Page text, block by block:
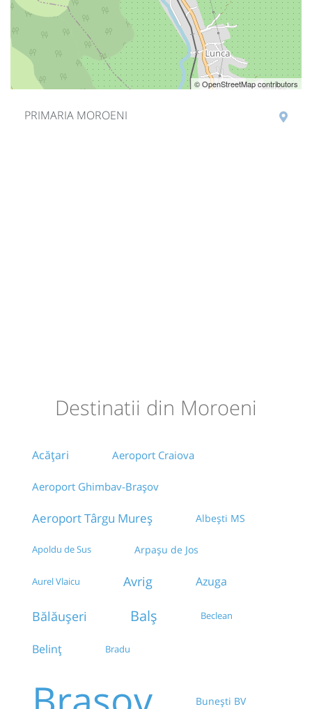
© OpenStreetMap contributors
PRIMARIA MOROENI
Destinatii din Moroeni
Acățari Aeroport Craiova
Aeroport Ghimbav-Brașov
Aeroport Târgu Mureș Albești MS
Apoldu de Sus Arpașu de Jos
Aurel Vlaicu Avrig Azuga
Bălăușeri Balș Beclean
Belinț Bradu
Bunești BV